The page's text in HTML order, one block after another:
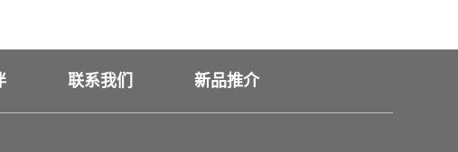
联系我们 新品推介